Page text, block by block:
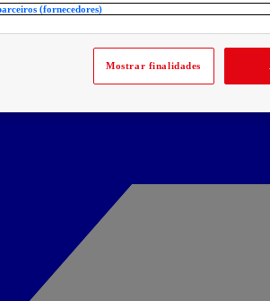
(fornecedores)
Mostrar finalidades